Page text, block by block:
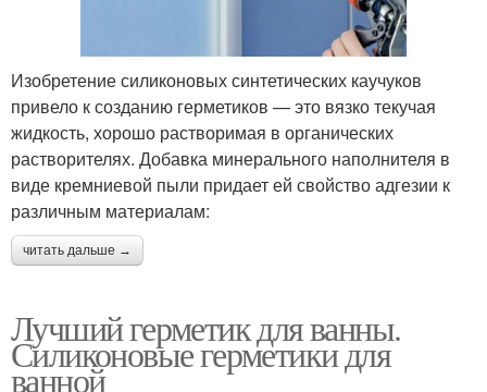
Изобретение силиконовых синтетических каучуков
привело к созданию герметиков — это вязко текучая
жидкость, хорошо растворимая в органических
растворителях. Добавка минерального наполнителя в
виде кремниевой пыли придает ей свойство адгезии к
различным материалам:
читать дальше →
Лучший герметик для ванны.
Силиконовые герметики для
ванной